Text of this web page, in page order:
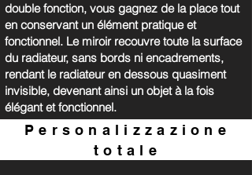
double fonction, vous gagnez de la place tout
en conservant un élément pratique et
fonctionnel. Le miroir recouvre toute la surface
du radiateur, sans bords ni encadrements,
rendant le radiateur en dessous quasiment
invisible, devenant ainsi un objet à la fois
élégant et fonctionnel.
Personalizzazione
totale